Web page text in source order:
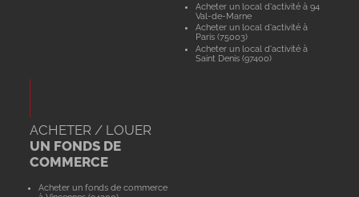
Acheter un local d'activité à 94
Val-de-Marne
Acheter un local d'activité à
Paris (75003)
Acheter un local d'activité à
Saint Denis (97400)
ACHETER / LOUER
UN FONDS DE
COMMERCE
Acheter un fonds de commerce